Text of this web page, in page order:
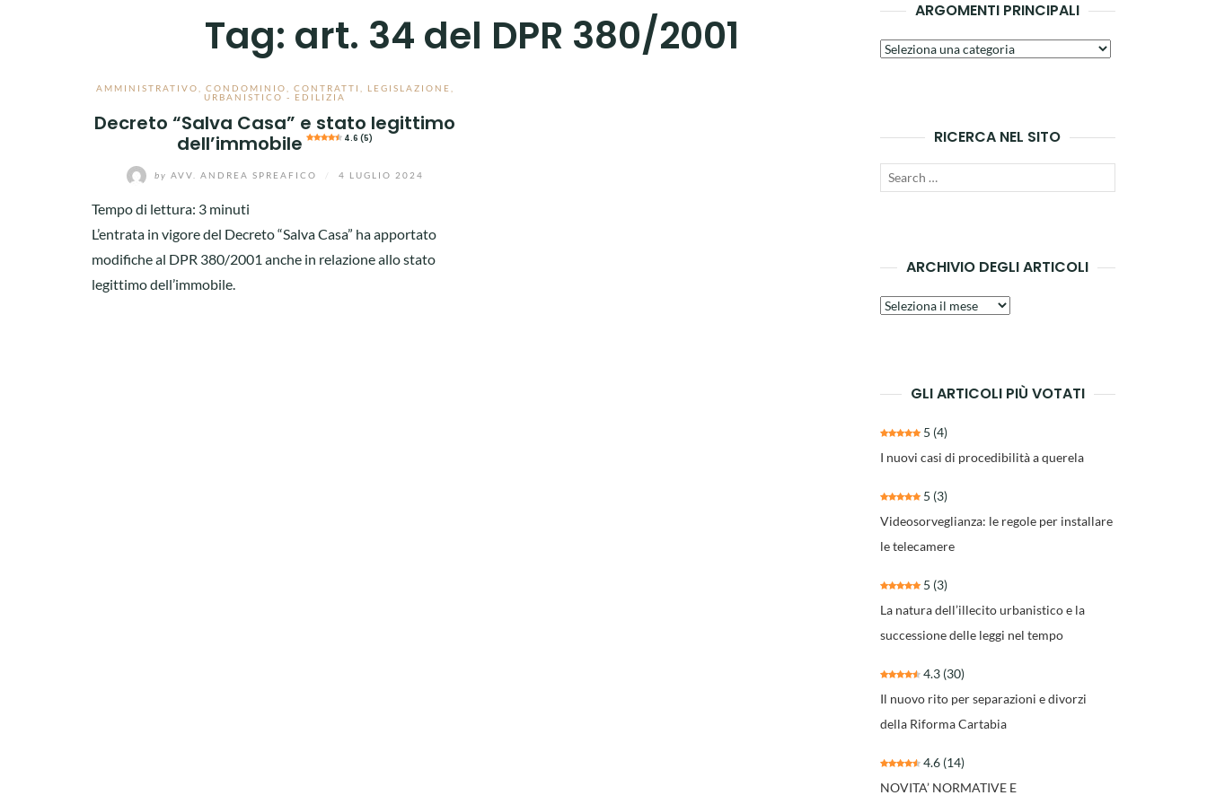
Tag: art. 34 del DPR 380/2001
AMMINISTRATIVO CONDOMINIO CONTRATTI LEGISLAZIONE
URBANISTICO - EDILIZIA
Decreto “Salva Casa” e stato legittimo
dell’immobile
4.6 (5)
by AVV. ANDREA SPREAFICO 4 LUGLIO 2024
Tempo di lettura: 3 minuti
L’entrata in vigore del Decreto “Salva Casa” ha apportato
modifiche al DPR 380/2001 anche in relazione allo stato
legittimo dell’immobile.
ARGOMENTI PRINCIPALI
Argomenti
RICERCA NEL SITO
Search
ARCHIVIO DEGLI ARTICOLI
Archivio
GLI ARTICOLI PIÙ VOTATI
5 (4)
I nuovi casi di procedibilità a querela
5 (3)
Videosorveglianza: le regole per installare
le telecamere
5 (3)
La natura dell’illecito urbanistico e la
successione delle leggi nel tempo
4.3 (30)
Il nuovo rito per separazioni e divorzi
della Riforma Cartabia
4.6 (14)
NOVITA’ NORMATIVE E